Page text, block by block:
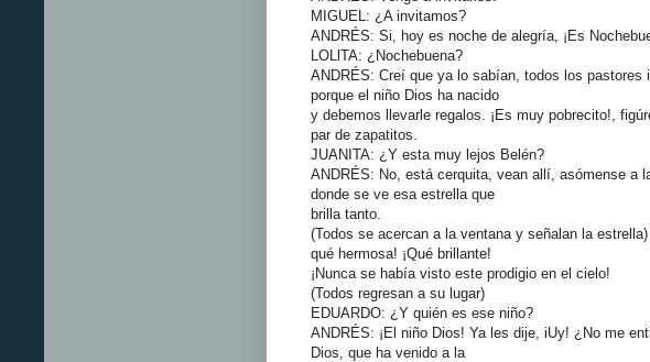
MIGUEL: ¿A invitamos?
ANDRÉS: Si, hoy es noche de alegría, ¡Es
LOLlTA: ¿Nochebuena?
ANDRÉS: Creí que ya lo sabían, todos los pastores
porque el niño Dios ha nacido
y debemos llevarle regalos. ¡Es muy pobrecito!,
par de zapatitos.
JUANITA: ¿Y esta muy lejos Belén?
ANDRÉS: No, está cerquita, vean allí, asómense a
donde se ve esa estrella que
brilla tanto.
(Todos se acercan a la ventana y señalan la
qué hermosa! ¡Qué brillante!
¡Nunca se había visto este prodigio en el cielo!
(Todos regresan a su lugar)
EDUARDO: ¿Y quién es ese niño?
ANDRÉS: ¡El niño Dios! Ya les dije, iUy! ¿No me
Dios, que ha venido a la